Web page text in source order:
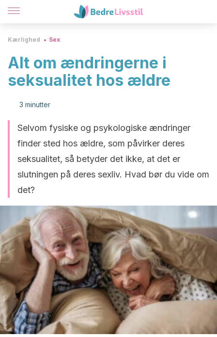
Kærlighed Sex
Alt om ændringerne i
seksualitet hos ældre
3 minutter
Selvom fysiske og psykologiske ændringer
finder sted hos ældre, som påvirker deres
seksualitet, så betyder det ikke, at det er
slutningen på deres sexliv. Hvad bør du vide om
det?